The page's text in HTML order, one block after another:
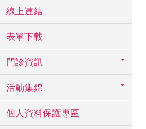
線上連結
表單下載
門診資訊
活動集錦
個人資料保護專區